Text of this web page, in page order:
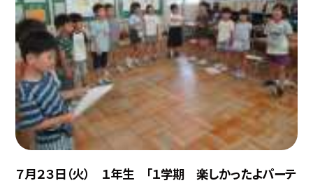
７月２３日（火） １年生 「１学期 楽しかったよパーテ